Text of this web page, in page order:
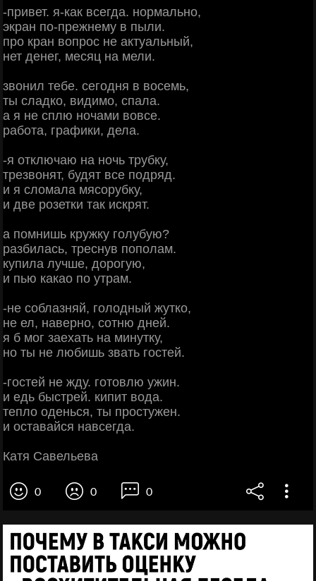
-привет. я-как всегда. нормально,
экран по-прежнему в пыли.
про кран вопрос не актуальный,
нет денег, месяц на мели.
звонил тебе. сегодня в восемь,
ты сладко, видимо, спала.
а я не сплю ночами вовсе.
работа, графики, дела.
-я отключаю на ночь трубку,
трезвонят, будят все подряд.
и я сломала мясорубку,
и две розетки так искрят.
а помнишь кружку голубую?
разбилась, треснув пополам.
купила лучше, дорогую,
и пью какао по утрам.
-не соблазняй, голодный жутко,
не ел, наверно, сотню дней.
я б мог заехать на минутку,
но ты не любишь звать гостей.
-гостей не жду. готовлю ужин.
и едь быстрей. кипит вода.
тепло оденься, ты простужен.
и оставайся навсегда.
Катя Савельева
0 0 0